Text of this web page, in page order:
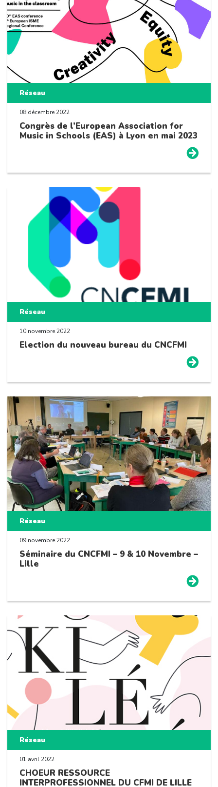
Réseau
08 décembre 2022
Congrès de l’European Association for
Music in Schools (EAS) à Lyon en mai 2023
Réseau
10 novembre 2022
Election du nouveau bureau du CNCFMI
Réseau
09 novembre 2022
Séminaire du CNCFMI – 9 & 10 Novembre –
Lille
Réseau
01 avril 2022
CHOEUR RESSOURCE
INTERPROFESSIONNEL DU CFMI DE LILLE